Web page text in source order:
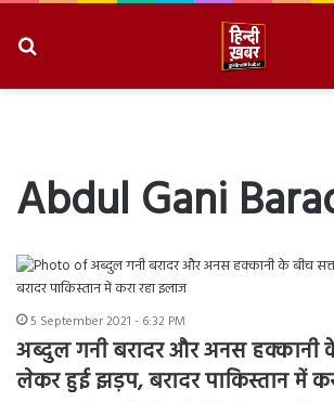
Abdul Gani
5 September 2021 - 6:32 PM
अब्दुल गनी बरादर और अनस हक्कानी
लेकर हुई झड़प, बरादर पाकिस्तान में